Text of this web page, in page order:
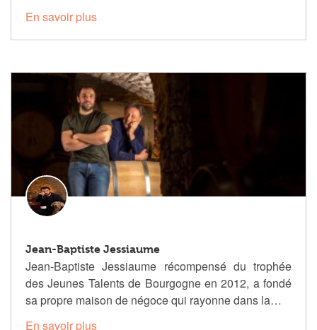
En savoir plus
Jean-Baptiste Jessiaume
Jean-Baptiste Jessiaume récompensé du trophée
des Jeunes Talents de Bourgogne en 2012, a fondé
sa propre maison de négoce qui rayonne dans la…
En savoir plus